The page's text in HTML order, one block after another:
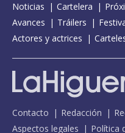
Noticias Cartelera
Avances
Tráilers
Actores y actrices
Contacto Redacción
Aspectos legales
Política